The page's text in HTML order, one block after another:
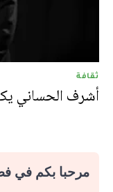
ثقافة
أشرف الحساني
مرحبا بكم في